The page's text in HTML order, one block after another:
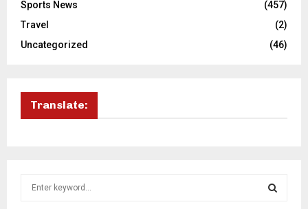
Sports News
(457)
Travel
(2)
Uncategorized
(46)
Translate: